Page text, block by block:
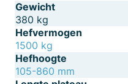
Gewicht
380 kg
Hefvermogen
1500 kg
Hefhoogte
105-860 mm